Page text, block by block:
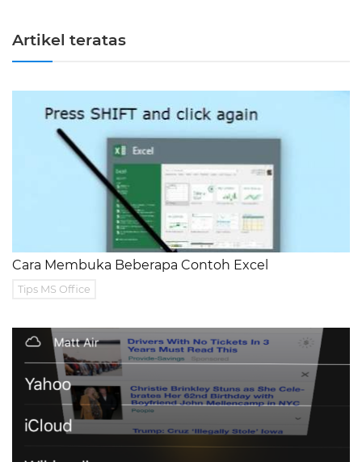
Artikel teratas
Cara Membuka Beberapa Contoh Excel
Tips MS Office